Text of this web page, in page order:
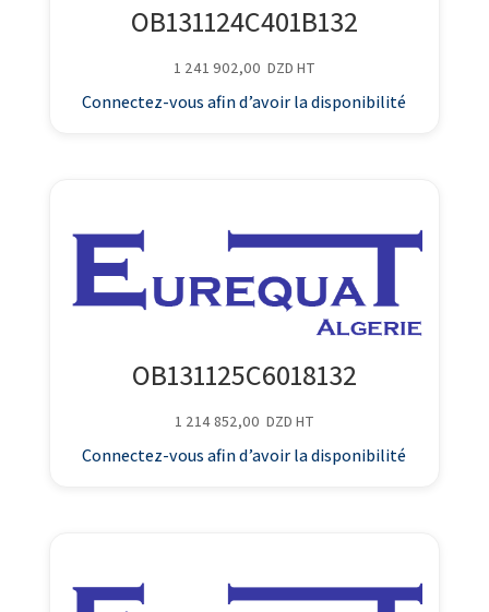
OB131124C401B132
1 241 902,00 DZD HT
Connectez-vous afin d’avoir la disponibilité
OB131125C6018132
1 214 852,00 DZD HT
Connectez-vous afin d’avoir la disponibilité